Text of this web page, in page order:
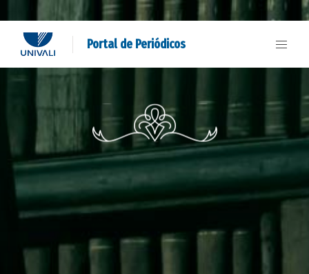
Portal de Periódicos